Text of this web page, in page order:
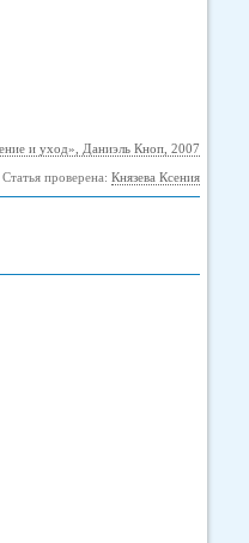
и уход», Даниэль Кноп, 2007
Статья проверена: Князева Ксения